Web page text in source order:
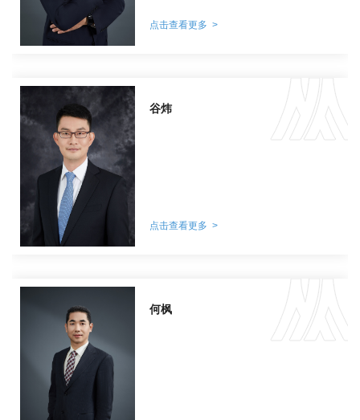
点击查看更多 >
谷炜
点击查看更多 >
何枫